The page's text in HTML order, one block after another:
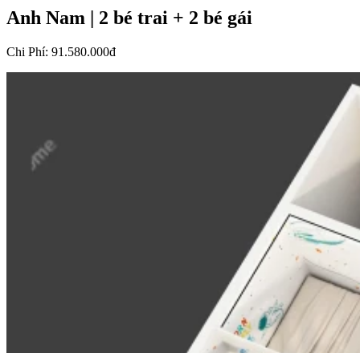
Anh Nam | 2 bé trai + 2 bé gái
Chi Phí: 91.580.000đ